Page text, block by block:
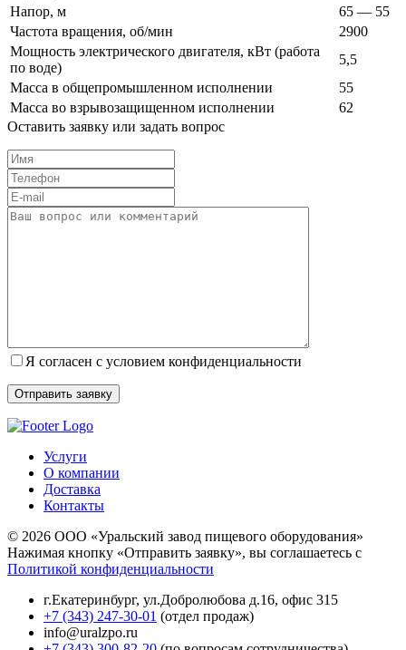
Напор, м
65 — 55
Частота вращения, об/мин
2900
Мощность электрического двигателя, кВт (работа
по воде)
5,5
Масса в общепромышленном исполнении
55
Масса во взрывозащищенном исполнении
62
Оставить заявку или задать вопрос
Я согласен с условием конфиденциальности
Услуги
О компании
Доставка
Контакты
© 2026 ООО «Уральский завод пищевого оборудования»
Нажимая кнопку «Отправить заявку», вы соглашаетесь с
Политикой конфиденциальности
г.Екатеринбург, ул.Добролюбова д.16, офис 315
+7 (343) 247-30-01 (отдел продаж)
info@uralzpo.ru